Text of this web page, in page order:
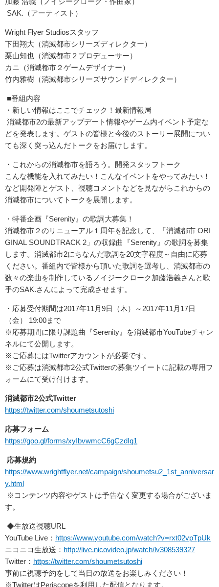
SAK.（アーティスト）
Wright Flyer Studiosスタッフ
下田翔大（消滅都市シリーズディレクター）
栗山知也（消滅都市２プロデューサー）
カニ（消滅都市２ゲームデザイナー）
竹内雅樹（消滅都市シリーズサウンドディレクター）
■番組内容
・新しい情報はここでチェック！最新情報局
消滅都市2の最新アップデート情報やゲーム内イベント予定な
どを発表します。ゲストの皆様と今後のストーリー展開につい
ても深く突っ込んだト ークをお届けします。
・これからの消滅都市を語ろう。開発スタッフトーク
こんな機能を入れてみたい！こんなイベントをやってみたい！
など開発陣とゲスト、 視聴コメントなどを見ながらこれからの
消滅都市についてトークを展開します。
・特番企画『Serenity』の歌詞大募集！
消滅都市２のリニューアル１周年を記念して、「消滅都市 ORI
GINAL SOUNDTRACK 2」の収録曲『Serenity』の歌詞を募集
します。 消滅都市2にちなんだ歌詞を20文字程度～自由に応募
ください。番組内で皆様から頂いた歌詞を選考し、 消滅都市の
数々の楽曲を制作しているノイジークローク加藤浩義さんと歌
手のSAK.さんによって完成させます。
・応募受付期間は2017年11月9日（木）～2017年11月17日
（金） 19:00まで
※応募期間に限り課題曲『Serenity』
を消滅都市YouTubeチャン
ネルにて公開します。
※ご応募にはTwitterアカウントが必要です。
※ ご応募は消滅都市2公式Twitterの募集ツイートに記載の専用フ
ォームにて受け付けます。
消滅都市2公式Twitter
https://twitter.com/shoumetsutoshi
応募フォーム
https://goo.gl/forms/xyIbvwmcC6gCzdIq1
応募規約
https://www.wrightflyer.net/campaign/shoumetsu2_1st_ anniversar
y.html
※コンテンツ内容やゲストは予告なく変更する場合がございま
す。
◆生放送視聴URL
YouTube Live： https://www.youtube.com/watch?v=rxt02vpTpUk
ニコニコ生放送： http://live.nicovideo.jp/watch/lv308539327
Twitter： https://twitter.com/shoumetsutoshi
事前に視聴予約をして当日の放送をお楽しみください！
※TwitterはPeriscopeを利用した配信となります。